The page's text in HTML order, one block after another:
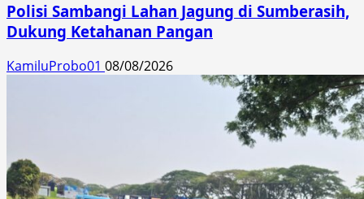
Polisi Sambangi Lahan Jagung di Sumberasih,
Dukung Ketahanan Pangan
KamiluProbo01 08/08/2026